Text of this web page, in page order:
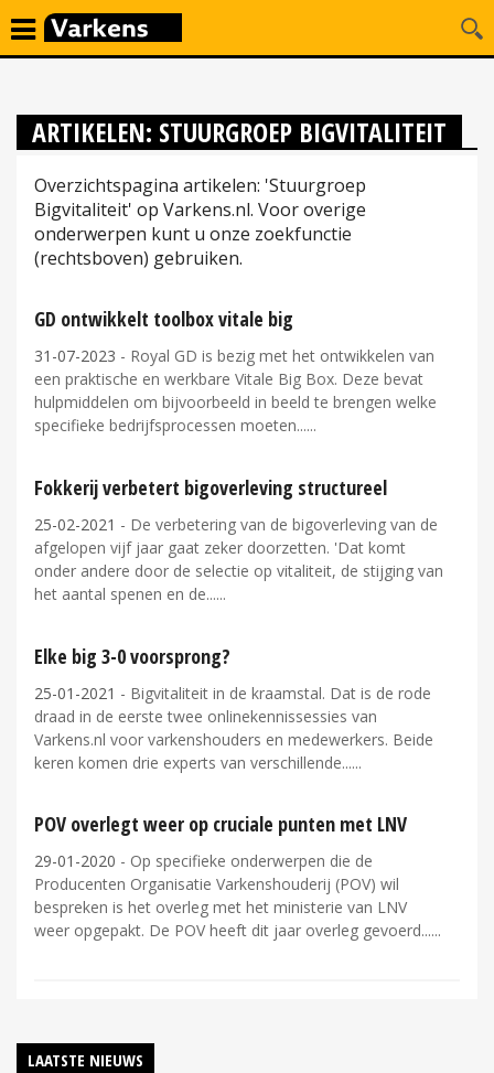
ARTIKELEN: STUURGROEP BIGVITALITEIT
Overzichtspagina artikelen: 'Stuurgroep
Bigvitaliteit' op Varkens.nl. Voor overige
onderwerpen kunt u onze zoekfunctie
(rechtsboven) gebruiken.
GD ontwikkelt toolbox vitale big
31-07-2023 - Royal GD is bezig met het ontwikkelen van
een praktische en werkbare Vitale Big Box. Deze bevat
hulpmiddelen om bijvoorbeeld in beeld te brengen welke
specifieke bedrijfsprocessen moeten...
Fokkerij verbetert bigoverleving structureel
25-02-2021 - De verbetering van de bigoverleving van de
afgelopen vijf jaar gaat zeker doorzetten. 'Dat komt
onder andere door de selectie op vitaliteit, de stijging van
het aantal spenen en de...
Elke big 3-0 voorsprong?
25-01-2021 - Bigvitaliteit in de kraamstal. Dat is de rode
draad in de eerste twee onlinekennissessies van
Varkens.nl voor varkenshouders en medewerkers. Beide
keren komen drie experts van verschillende...
POV overlegt weer op cruciale punten met LNV
29-01-2020 - Op specifieke onderwerpen die de
Producenten Organisatie Varkenshouderij (POV) wil
bespreken is het overleg met het ministerie van LNV
weer opgepakt. De POV heeft dit jaar overleg gevoerd...
LAATSTE NIEUWS